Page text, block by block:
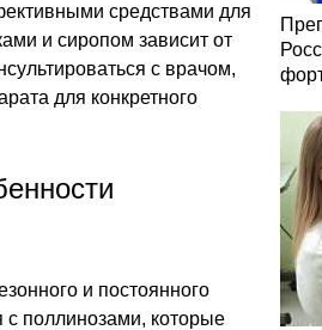
средствами для
и сиропом зависит от
с врачом,
для конкретного
и постоянного
с поллинозами, которые